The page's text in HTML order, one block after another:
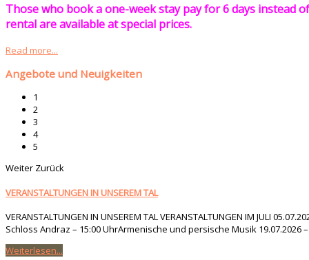
Those who book a one-week stay pay for 6 days instead
rental are available at special prices.
Read more...
Angebote und Neuigkeiten
1
2
3
4
5
Weiter Zurück
VERANSTALTUNGEN IN UNSEREM TAL
VERANSTALTUNGEN IN UNSEREM TAL VERANSTALTUNGEN IM JULI
Schloss Andraz – 15:00 UhrArmenische und persische Musik 19.07.2026
Weiterlesen...